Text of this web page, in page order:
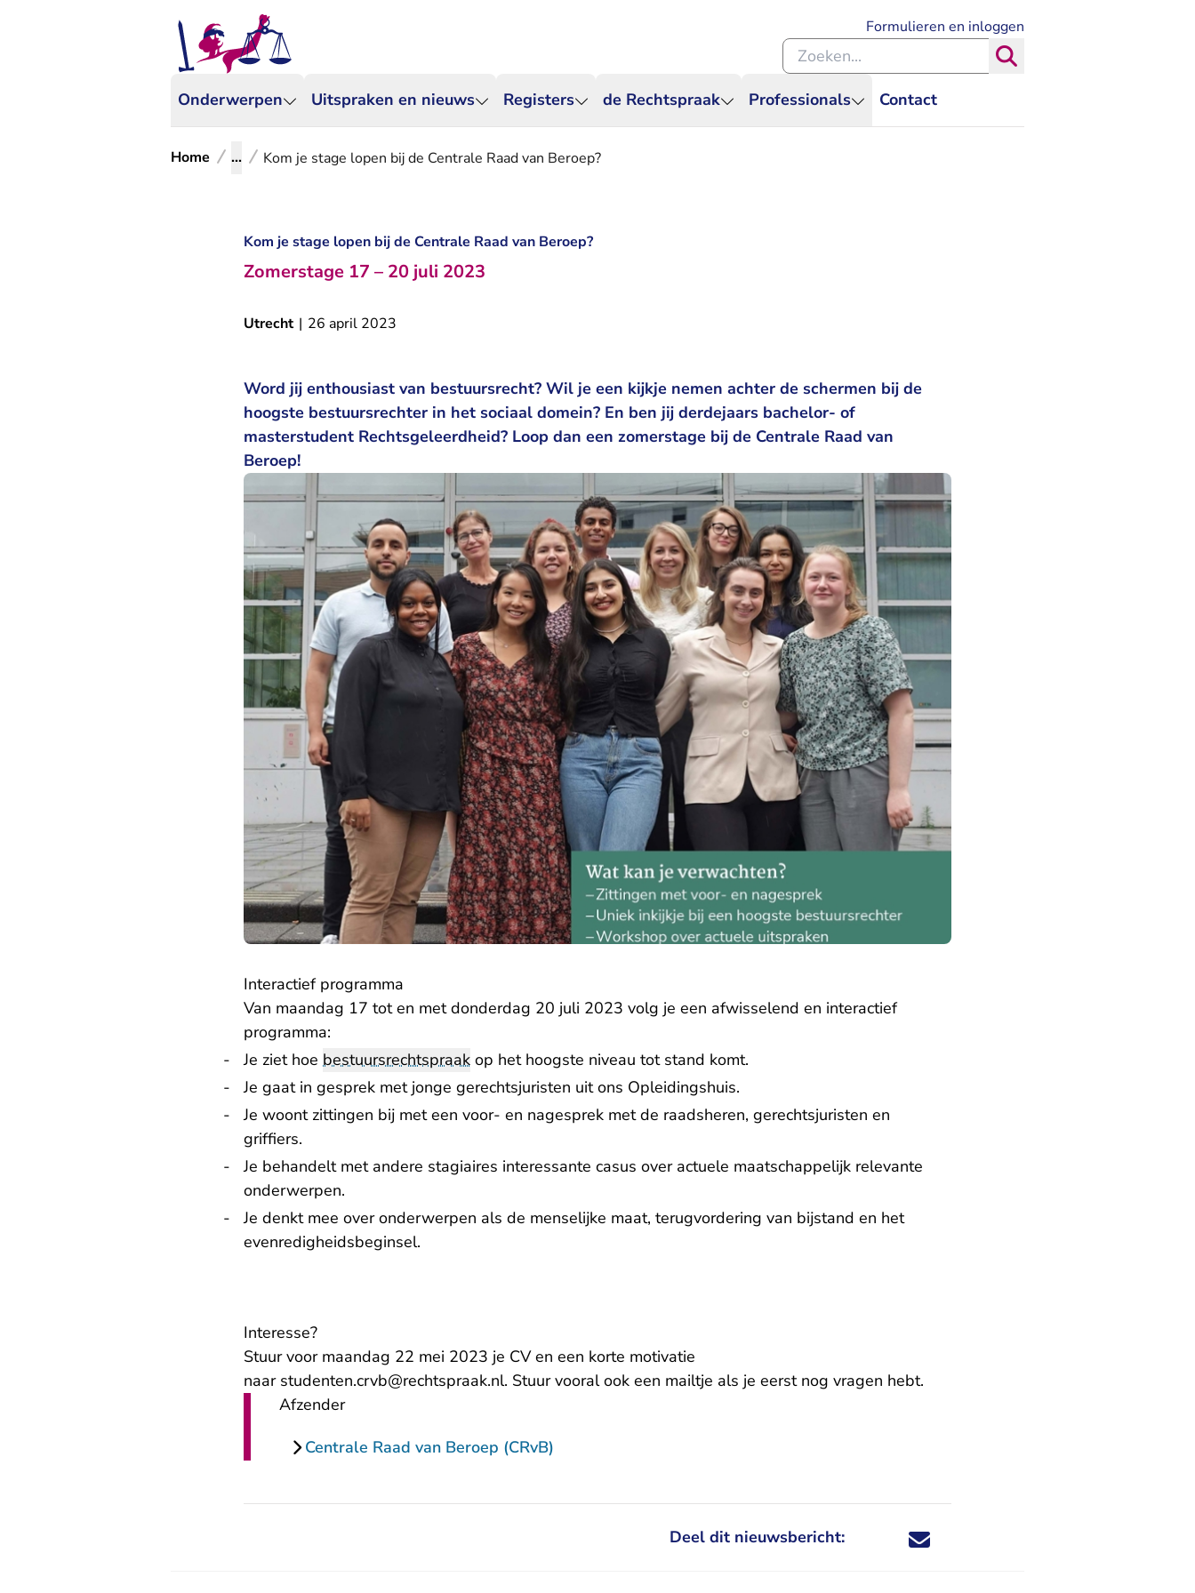
Onderwerpen Uitspraken en nieuws Registers de Rechtspraak Professionals Contact
Formulieren en inloggen
Zoeken binnen de Rechtspraak
Home ... Kom je stage lopen bij de Centrale Raad van Beroep?
Kom je stage lopen bij de Centrale Raad van Beroep?
Zomerstage 17 – 20 juli 2023
Utrecht | 26 april 2023
Word jij enthousiast van bestuursrecht? Wil je een kijkje nemen achter de schermen bij de
hoogste bestuursrechter in het sociaal domein? En ben jij derdejaars bachelor- of
masterstudent Rechtsgeleerdheid? Loop dan een zomerstage bij de Centrale Raad van
Beroep!
Interactief programma
Van maandag 17 tot en met donderdag 20 juli 2023 volg je een afwisselend en interactief
programma:
Je ziet hoe bestuursrechtspraak op het hoogste niveau tot stand komt.
Je gaat in gesprek met jonge gerechtsjuristen uitons Opleidingshuis- U verlaat Rechtspraak.nl
.
Je woont zittingen bij met een voor- en nagesprek met de raadsheren, gerechtsjuristen en
griffiers.
Je behandelt met andere stagiaires interessante casus over actuele maatschappelijk relevante
onderwerpen.
Je denkt mee over onderwerpen als de menselijke maat, terugvordering van bijstand en het
evenredigheidsbeginsel.
Interesse?
Stuur voor maandag 22 mei 2023 je CV en een korte motivatie
naar studenten.crvb@rechtspraak.nl- U verlaat Rechtspraak.nl
. Stuur vooral ook een mailtje als je eerst nog vragen hebt.
Afzender
Centrale Raad van Beroep (CRvB)
Deel dit nieuwsbericht: Deel dit nieuwsbericht via X - U verlaat
Deel dit nieuwsbericht via Facebook - U
Deel dit nieuwsbericht via e-mail
Deel dit nieuwsbericht via LinkedIn - U